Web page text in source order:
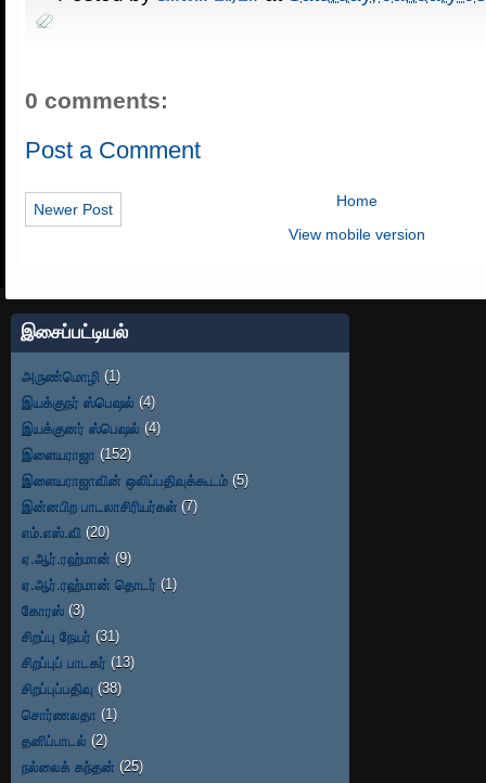
0 comments:
Post a Comment
Newer Post
Home
View mobile version
இசைப்பட்டியல்
அருண்மொழி (1)
இயக்குநர் ஸ்பெஷல் (4)
இயக்குனர் ஸ்பெஷல் (4)
இளையராஜா (152)
இளையராஜாவின் ஒலிப்பதிவுக்கூடம் (5)
இன்னபிற பாடலாசிரியர்கள் (7)
எம்.எஸ்.வி (20)
ஏ.ஆர்.ரஹ்மான் (9)
ஏ.ஆர்.ரஹ்மான் தொடர் (1)
கோரஸ் (3)
சிறப்பு நேயர் (31)
சிறப்புப் பாடகர் (13)
சிறப்புப்பதிவு (38)
சொர்ணலதா (1)
தனிப்பாடல் (2)
நல்லைக் கந்தன் (25)